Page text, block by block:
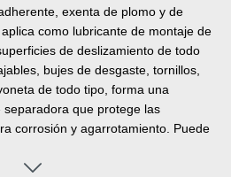
exenta de plomo y de
como lubricante de montaje de
de deslizamiento de todo
bujes de desgaste, tornillos,
de todo tipo, forma una
que protege las
corrosión y agarrotamiento. Puede
en los polos de baterías de